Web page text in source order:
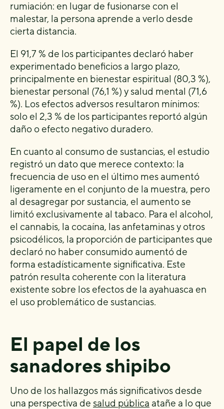
rumiación: en lugar de fusionarse con el
malestar, la persona aprende a verlo desde
cierta distancia.
El 91,7 % de los participantes declaró haber
experimentado beneficios a largo plazo,
principalmente en bienestar espiritual (80,3 %),
bienestar personal (76,1 %) y salud mental (71,6
%). Los efectos adversos resultaron mínimos:
solo el 2,3 % de los participantes reportó algún
daño o efecto negativo duradero.
En cuanto al consumo de sustancias, el estudio
registró un dato que merece contexto: la
frecuencia de uso en el último mes aumentó
ligeramente en el conjunto de la muestra, pero
al desagregar por sustancia, el aumento se
limitó exclusivamente al tabaco. Para el alcohol,
el cannabis, la cocaína, las anfetaminas y otros
psicodélicos, la proporción de participantes que
declaró no haber consumido aumentó de
forma estadísticamente significativa. Este
patrón resulta coherente con la literatura
existente sobre los efectos de la ayahuasca en
el uso problemático de sustancias.
El papel de los
sanadores shipibo
Uno de los hallazgos más significativos desde
una perspectiva de salud pública atañe a lo que